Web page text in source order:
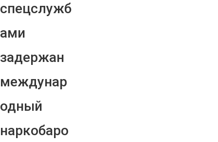
спецслужб
ами
задержан
междунар
одный
наркобаро